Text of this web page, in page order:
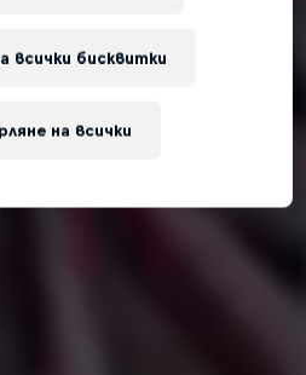
на всички
всички бисквитки